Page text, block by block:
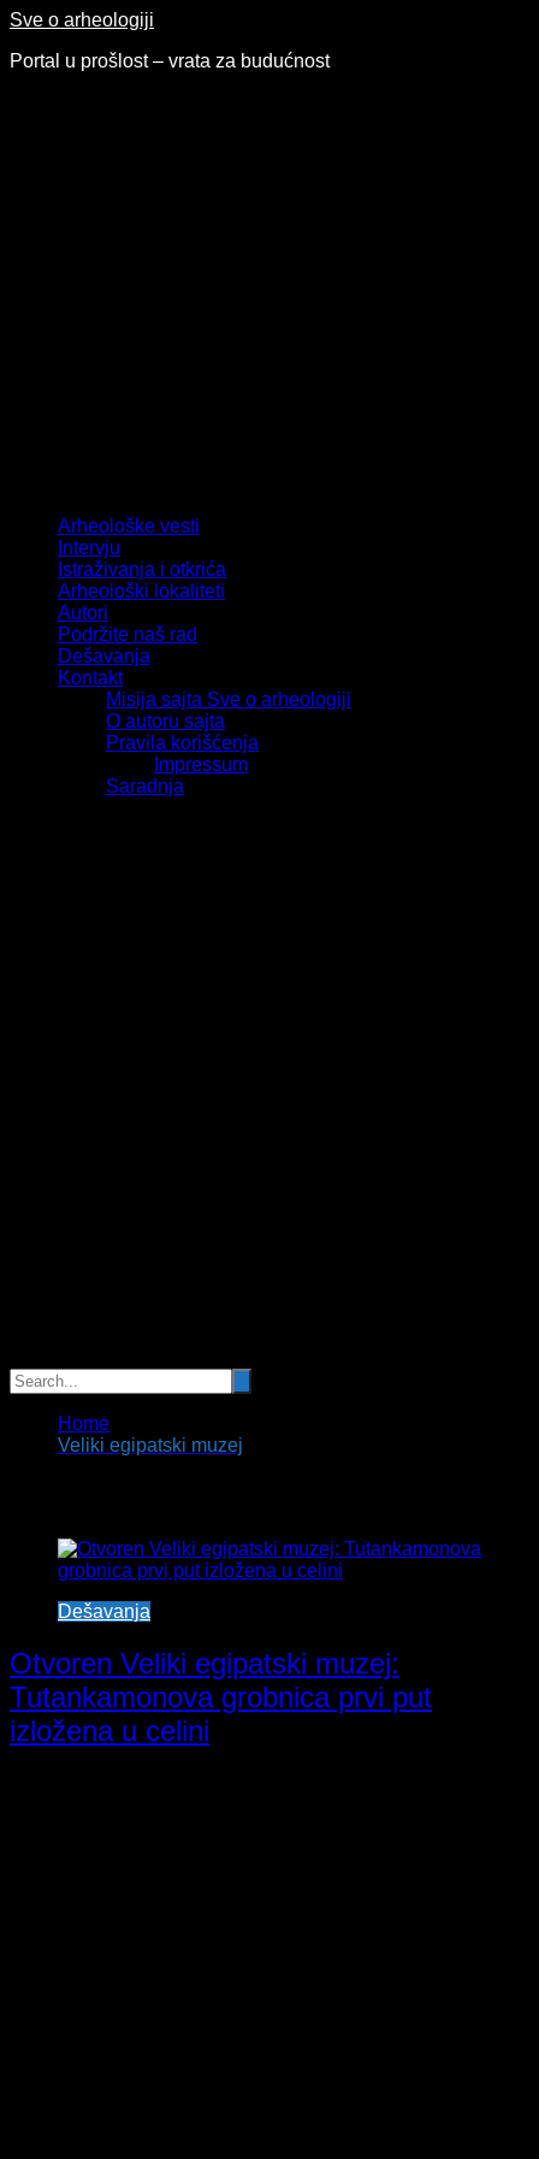
Skip
content
Sve o arheologiji
Portal u prošlost – vrata za budućnost
Arheološke vesti
Intervju
Istraživanja i otkrića
Arheološki lokaliteti
Autori
Podržite naš rad
Dešavanja
Kontakt
Misija sajta Sve o arheologiji
O autoru sajta
Pravila korišćenja
Impressum
Saradnja
Home
Veliki egipatski muzej
Dešavanja
Otvoren Veliki egipatski muzej:
Tutankamonova grobnica prvi put
izložena u celini